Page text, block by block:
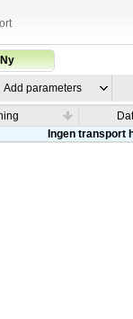
Ny
Add parameters
Ingen transport